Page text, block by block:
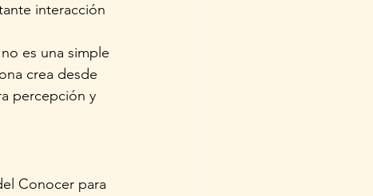
interacción
es una simple
crea desde
percepción y
Conocer para